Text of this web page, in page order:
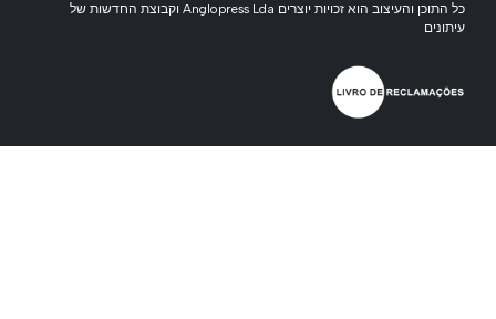
כל התוכן והעיצוב הוא זכויות יוצרים Anglopress Lda וקבוצת החדשות של
עיתונים